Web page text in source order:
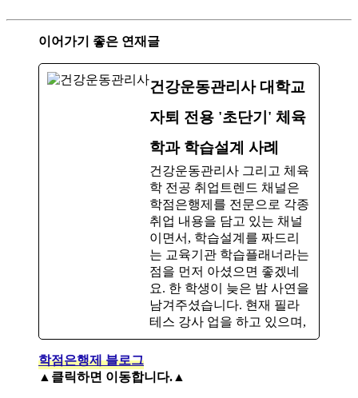
이어가기 좋은 연재글
건강운동관리사 대학교
자퇴 전용 '초단기' 체육
학과 학습설계 사례
건강운동관리사 그리고 체육
학 전공 취업트렌드 채널은
학점은행제를 전문으로 각종
취업 내용을 담고 있는 채널
이면서, 학습설계를 짜드리
는 교육기관 학습플래너라는
점을 먼저 아셨으면 좋겠네
요. ​한 학생이 늦은 밤 사연을
남겨주셨습니다. 현재 필라
테스 강사 업을 하고 있으며,
학점은행제 블로그
▲클릭하면 이동합니다.▲